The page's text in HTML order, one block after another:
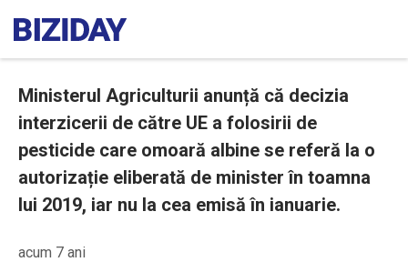
Ministerul Agriculturii anunță că decizia
interzicerii de către UE a folosirii de
pesticide care omoară albine se referă la o
autorizație eliberată de minister în toamna
lui 2019, iar nu la cea emisă în ianuarie.
acum 7 ani